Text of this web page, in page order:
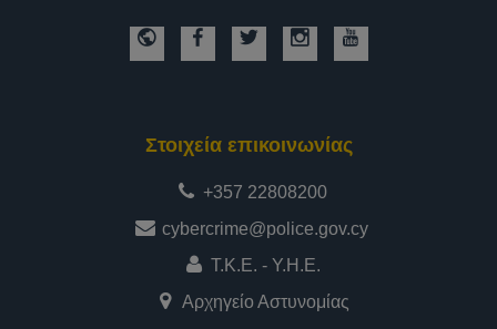
Στοιχεία επικοινωνίας
+357 22808200
cybercrime@police.gov.cy
Τ.Κ.Ε. - Υ.Η.Ε.
Αρχηγείο Αστυνομίας